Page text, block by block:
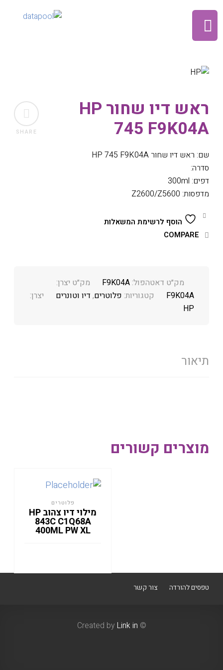
SHARE
ראש דיו שחור HP
745 F9K04A
שם: ראש דיו שחור HP 745 F9K04A
סדרה:
דפים: 300ml
מדפסות: Z2600/Z5600
הוסף לרשימת המשאלות
COMPARE
מק״ט דאטהפול:F9K04A
מק״ט יצרן:
F9K04A
קטגוריות: פלוטרים, דיו וטונרים
יצרן:
HP
תיאור
מוצרים קשורים
פלוטרים
מילוי דיו צהוב HP
843C C1Q68A
400ML PW XL
טפסים להורדה צור קשר
© Created by
Link in